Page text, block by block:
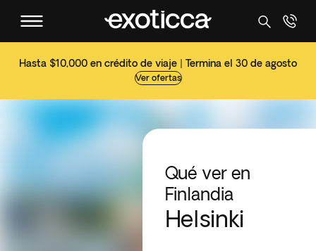
Hasta $10,000 en crédito de viaje | Termina el 30 de agosto
Ver ofertas
Qué ver en
Finlandia
Helsinki